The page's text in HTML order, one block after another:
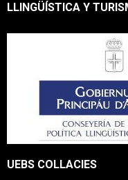
LLINGÜÍSTICA Y
UEBS COLLACIES